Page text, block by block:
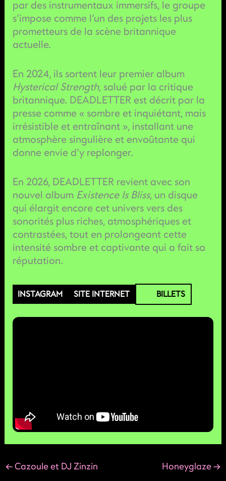
par des instrumentaux immersifs, le groupe
s’impose comme l’un des projets les plus
prometteurs de la scène britannique
actuelle.
En 2024, ils sortent leur premier album
Hysterical Strength, salué par la critique
britannique. DEADLETTER est décrit par la
presse comme « sombre et inquiétant, mais
irrésistible et entraînant », installant une
atmosphère singulière et envoûtante qui
donne envie d’y replonger.
En 2026, DEADLETTER revient avec son
nouvel album Existence Is Bliss, un disque
qui élargit encore cet univers vers des
sonorités plus riches, atmosphériques et
contrastées, tout en prolongeant cette
intensité sombre et captivante qui a fait sa
réputation.
INSTAGRAM SITE INTERNET BILLETS
←Cazoule et DJ Zinzin Honeyglaze→